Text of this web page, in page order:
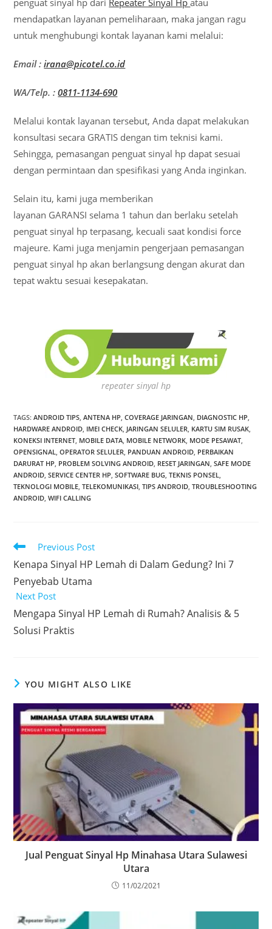
mendapatkan layanan pemeliharaan, maka jangan ragu
untuk menghubungi kontak layanan kami melalui:
Email :irana@picotel.co.id
WA/Telp. :0811-1134-690
Melalui kontak layanan tersebut, Anda dapat melakukan
konsultasi secara GRATIS dengan tim teknisi kami.
Sehingga, pemasangan penguat sinyal hp dapat sesuai
dengan permintaan dan spesifikasi yang Anda inginkan.
Selain itu, kami juga memberikan
layanan GARANSI selama 1 tahun dan berlaku setelah
penguat sinyal hp terpasang, kecuali saat kondisi force
majeure. Kami juga menjamin pengerjaan pemasangan
penguat sinyal hp akan berlangsung dengan akurat dan
tepat waktu sesuai kesepakatan.
repeater sinyal hp
TAGS:ANDROID TIPS ANTENA HP COVERAGE JARINGAN DIAGNOSTIC HP
HARDWARE ANDROID IMEI CHECK JARINGAN SELULER KARTU SIM RUSAK
KONEKSI INTERNET MOBILE DATA MOBILE NETWORK MODE PESAWAT
OPENSIGNAL
OPERATOR SELULER PANDUAN ANDROID PERBAIKAN
DARURAT HP PROBLEM SOLVING ANDROID RESET JARINGAN SAFE MODE
ANDROID SERVICE CENTER HP SOFTWARE BUG TEKNIS PONSEL
TEKNOLOGI MOBILE TELEKOMUNIKASI TIPS ANDROID TROUBLESHOOTING
ANDROID WIFI CALLING
Read
articles
Previous Post
Kenapa Sinyal HP Lemah di Dalam Gedung? Ini 7
Penyebab Utama
Next Post
Mengapa Sinyal HP Lemah di Rumah? Analisis & 5
Solusi Praktis
YOU MIGHT ALSO LIKE
Jual Penguat Sinyal Hp Minahasa Utara Sulawesi
Utara
11/02/2021